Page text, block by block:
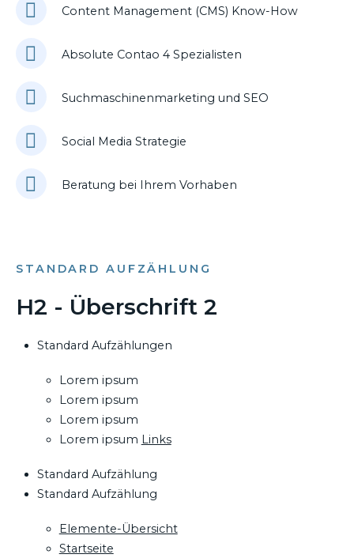
Content Management (CMS) Know-How
Absolute Contao 4 Spezialisten
Suchmaschinenmarketing und SEO
Social Media Strategie
Beratung bei Ihrem Vorhaben
STANDARD AUFZÄHLUNG
H2 - Überschrift 2
Standard Aufzählungen
Lorem ipsum
Lorem ipsum
Lorem ipsum
Lorem ipsum Links
Standard Aufzählung
Standard Aufzählung
Elemente-Übersicht
Startseite